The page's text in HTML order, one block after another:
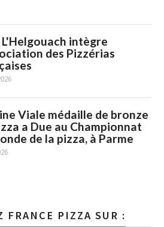
L'Helgouach intègre
des Pizzérias
Viale médaille de bronze
a Due au Championnat
de la pizza, à Parme
FRANCE PIZZA SUR :